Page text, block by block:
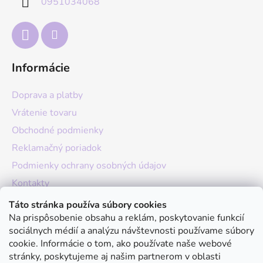
Táto stránka používa súbory cookies
Na prispôsobenie obsahu a reklám, poskytovanie funkcií
sociálnych médií a analýzu návštevnosti používame súbory
cookie. Informácie o tom, ako používate naše webové
stránky, poskytujeme aj našim partnerom v oblasti
Informácie
Doprava a platby
Vrátenie tovaru
Obchodné podmienky
Reklamačný poriadok
Podmienky ochrany osobných údajov
Kontakty
O nás
Hodnotenie obchodu
Moja objednávka